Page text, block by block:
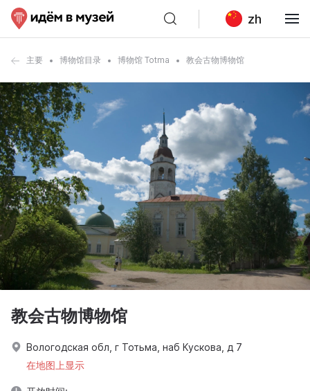
zh
主要 博物馆目录 博物馆 Totma 教会古物博物馆
教会古物博物馆
Вологодская обл, г Тотьма, наб Кускова, д 7
在地图上显示